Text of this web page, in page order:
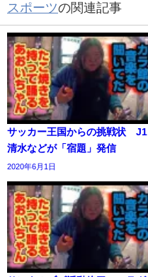
スポーツの関連記事
サッカー王国からの挑戦状 J1
清水などが「宿題」発信
2020年6月1日